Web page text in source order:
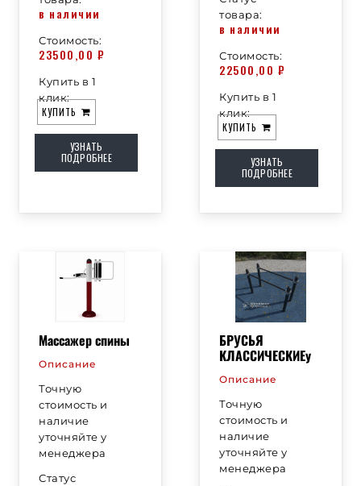
в наличии
Стоимость:
23500,00 ₽
Купить в 1
клик:
КУПИТЬ
УЗНАТЬ
ПОДРОБНЕЕ
товара:
в наличии
Стоимость:
22500,00 ₽
Купить в 1
клик:
КУПИТЬ
УЗНАТЬ
ПОДРОБНЕЕ
Массажер спины
Описание
Точную
стоимость и
наличие
уточняйте у
менеджера
Статус
БРУСЬЯ
КЛАССИЧЕСКИЕу
Описание
Точную
стоимость и
наличие
уточняйте у
менеджера